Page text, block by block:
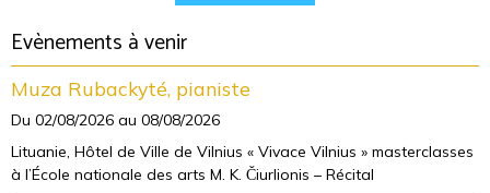
Evènements à venir
Muza Rubackyté, pianiste
Du 02/08/2026 au 08/08/2026
Lituanie, Hôtel de Ville de Vilnius « Vivace Vilnius » masterclasses
à l’École nationale des arts M. K. Čiurlionis – Récital